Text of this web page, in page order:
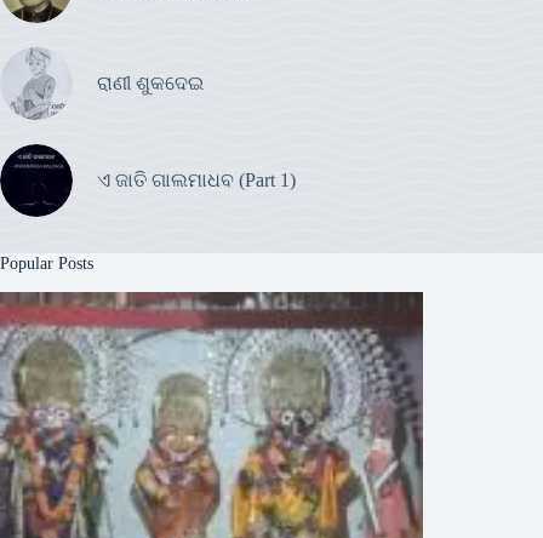
ରାଣୀ ଶୁକଦେଇ
ଏ ଜାତି ଗାଲମାଧବ (Part 1)
Popular Posts